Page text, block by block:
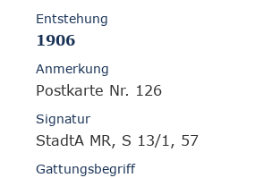
Entstehung
1906
Anmerkung
Postkarte Nr. 126
Signatur
StadtA MR, S 13/1, 57
Gattungsbegriff